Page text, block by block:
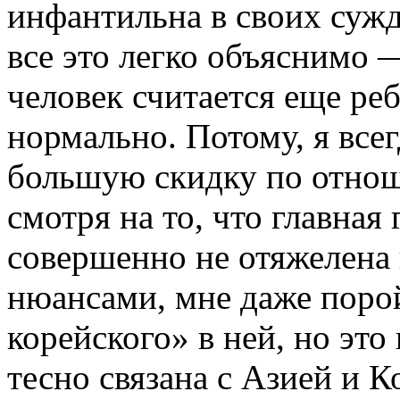
инфантильна в своих
все это легко объяснимо
человек считается еще
нормально. Потому, я
большую скидку по
смотря на то, что
совершенно не
нюансами, мне даже
корейского» в ней, но
тесно связана с Азией и